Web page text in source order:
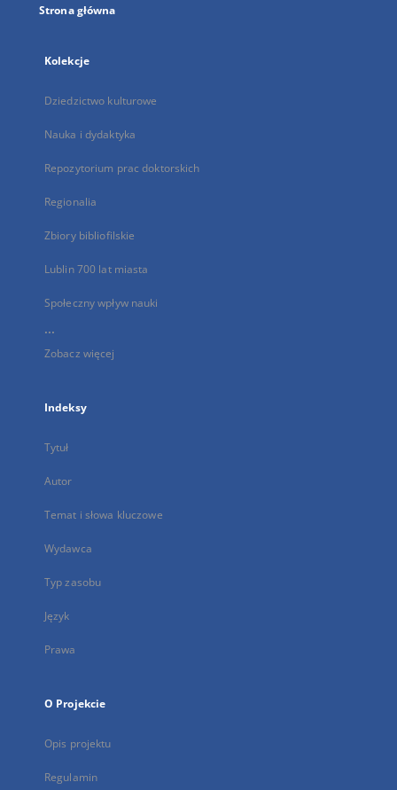
Strona główna
Kolekcje
Dziedzictwo kulturowe
Nauka i dydaktyka
Repozytorium prac doktorskich
Regionalia
Zbiory bibliofilskie
Lublin 700 lat miasta
Społeczny wpływ nauki
...
Zobacz więcej
Indeksy
Tytuł
Autor
Temat i słowa kluczowe
Wydawca
Typ zasobu
Język
Prawa
O Projekcie
Opis projektu
Regulamin